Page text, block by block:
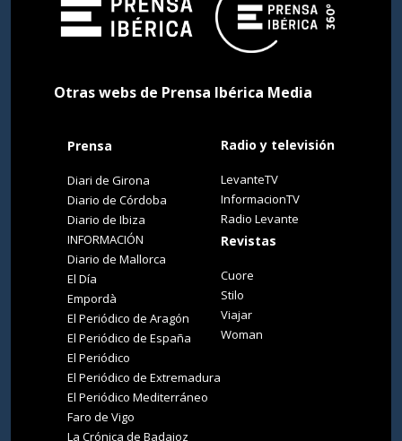
Otras webs de Prensa Ibérica Media
Prensa
Diari de Girona
Diario de Córdoba
Diario de Ibiza
INFORMACIÓN
Diario de Mallorca
El Día
Empordà
El Periódico de Aragón
El Periódico de España
El Periódico
El Periódico de Extremadura
El Periódico Mediterráneo
Faro de Vigo
La Crónica de Badajoz
Radio y televisión
LevanteTV
InformacionTV
Radio Levante
Revistas
Cuore
Stilo
Viajar
Woman